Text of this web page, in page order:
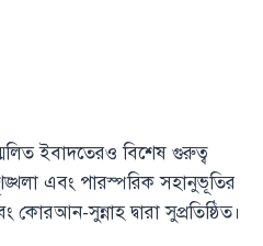
ইবাদতেরও বিশেষ গুরুত্ব
এবং পারস্পরিক সহানুভূতির
সুন্নাহ দ্বারা সুপ্রতিষ্ঠিত।